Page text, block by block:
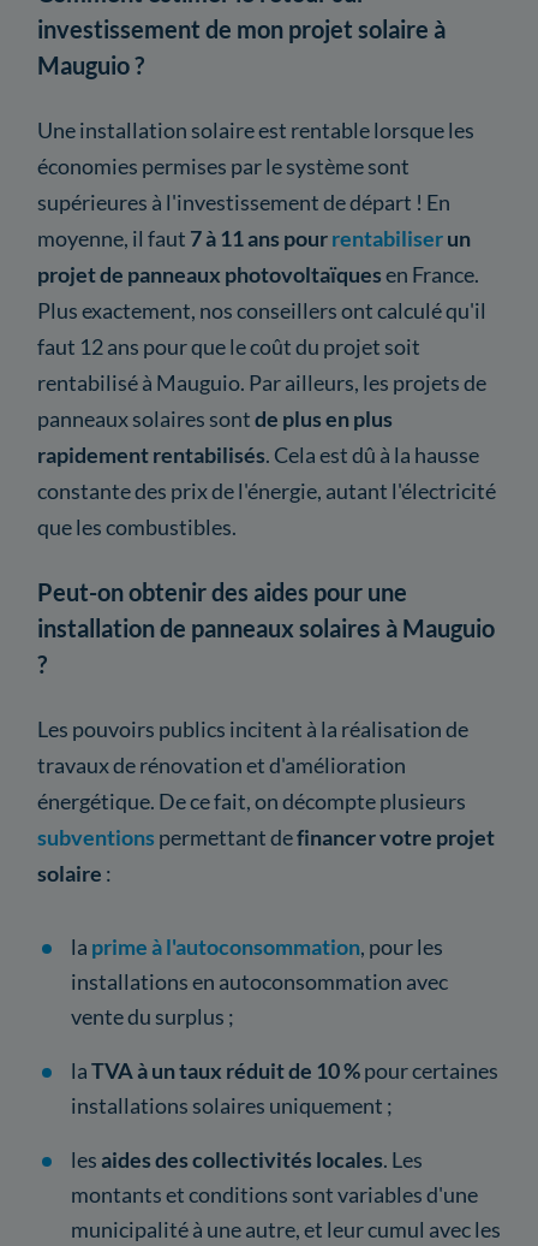
investissement de mon projet solaire à
Mauguio ?
Une installation solaire est rentable lorsque les
économies permises par le système sont
supérieures à l'investissement de départ ! En
moyenne, il faut 7 à 11 ans pourrentabiliserun
projet de panneaux photovoltaïquesen France.
Plus exactement, nos conseillers ont calculé qu'il
faut 12 ans pour que le coût du projet soit
rentabilisé à Mauguio. Par ailleurs, les projets de
panneaux solaires sontde plus en plus
rapidement rentabilisés. Cela est dû à la hausse
constante des prix de l'énergie, autant l'électricité
que les combustibles.
Peut-on obtenir des aides pour une
installation de panneaux solaires à Mauguio
?
Les pouvoirs publics incitent à la réalisation de
travaux de rénovation et d'amélioration
énergétique. De ce fait, on décompte plusieurs
subventions permettant definancer votre projet
solaire :
la prime à l'autoconsommation, pour les
installations en autoconsommation avec
vente du surplus ;
laTVA à un taux réduit de 10 %pour certaines
installations solaires uniquement ;
lesaides des collectivités locales. Les
montants et conditions sont variables d'une
municipalité à une autre, et leur cumul avec les